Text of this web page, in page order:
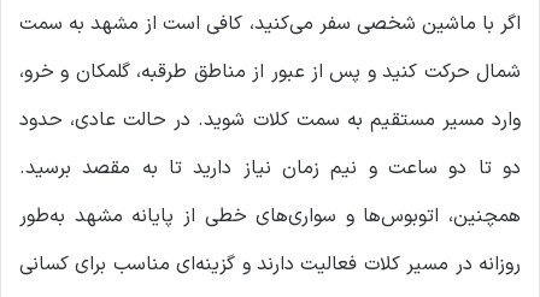
اگر با ماشین شخصی سفر می‌کنید، کافی است از مشهد به سمت
شمال حرکت کنید و پس از عبور از مناطق طرقبه، گلمکان و خرو،
وارد مسیر مستقیم به سمت کلات شوید. در حالت عادی، حدود
دو تا دو ساعت و نیم زمان نیاز دارید تا به مقصد برسید.
همچنین، اتوبوس‌ها و سواری‌های خطی از پایانه مشهد به‌طور
روزانه در مسیر کلات فعالیت دارند و گزینه‌ای مناسب برای کسانی